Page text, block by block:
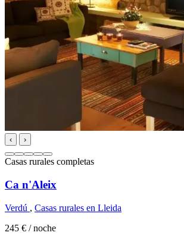
‹ ›
Casas rurales completas
Ca n'Aleix
Verdú , Casas rurales en Lleida
245 € / noche